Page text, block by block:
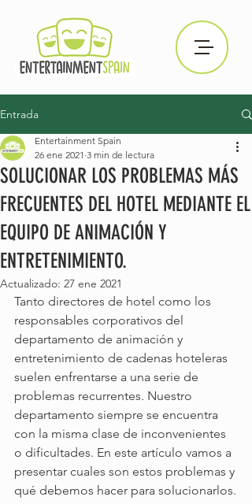
Entrada
SOLUCIONAR LOS PROBLEMAS MÁS
FRECUENTES DEL HOTEL MEDIANTE EL
EQUIPO DE ANIMACIÓN Y
ENTRETENIMIENTO.
Entertainment Spain
26 ene 2021 3 min de lectura
Actualizado: 27 ene 2021
Tanto directores de hotel como los
responsables corporativos del
departamento de animación y
entretenimiento de cadenas hoteleras
suelen enfrentarse a una serie de
problemas recurrentes. Nuestro
departamento siempre se encuentra
con la misma clase de inconvenientes
o dificultades. En este artículo vamos a
presentar cuales son estos problemas y
qué debemos hacer para solucionarlos.